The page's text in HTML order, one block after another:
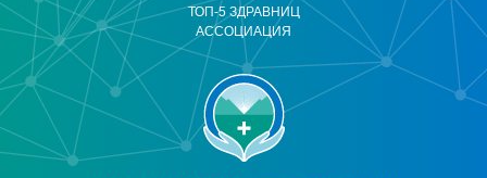
ТОП-5 ЗДРАВНИЦ
АССОЦИАЦИЯ